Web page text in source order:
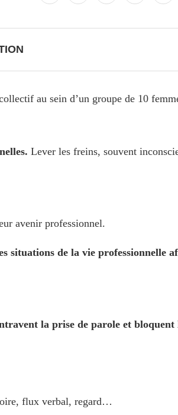
au sein d’un groupe de 10
Lever les freins, souvent
avenir professionnel.
de la vie professionnelle
la prise de parole et bloquent
flux verbal, regard…